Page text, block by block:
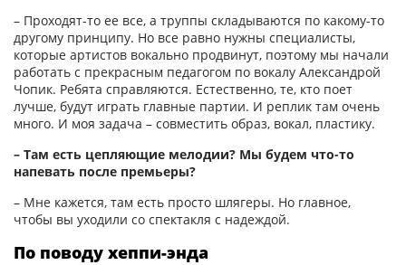
– Проходят-то ее все, а труппы складываются по какому-то
другому принципу. Но все равно нужны специалисты,
которые артистов вокально продвинут, поэтому мы начали
работать с прекрасным педагогом по вокалу Александрой
Чопик. Ребята справляются. Естественно, те, кто поет
лучше, будут играть главные партии. И реплик там очень
много. И моя задача – совместить образ, вокал, пластику.
– Там есть цепляющие мелодии? Мы будем что-то
напевать после премьеры?
– Мне кажется, там есть просто шлягеры. Но главное,
чтобы вы уходили со спектакля с надеждой.
По поводу хеппи-энда